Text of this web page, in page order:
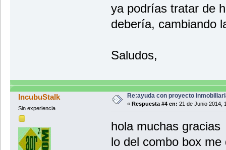
ya podrías tratar de
debería, cambiando
Saludos,
IncubuStalk
Sin experiencia
Re:ayuda con proyecto
« Respuesta #4 en: 21 de Junio 2014,
hola muchas gracias
lo del combo box me